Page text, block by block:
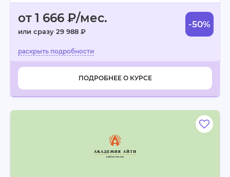
от 1 666 ₽/мес.
или сразу 29 988 ₽
-50%
ПОДРОБНЕЕ О КУРСЕ